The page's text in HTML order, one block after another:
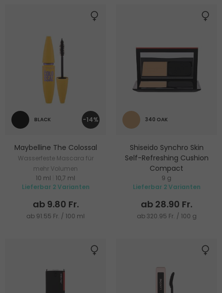
-14%
BLACK
Maybelline The Colossal
Wasserfeste Mascara für
mehr Volumen
10 ml
10,7 ml
Lieferbar 2 Varianten
ab 9.80 Fr.
ab 91.55 Fr. / 100 ml
340 OAK
Shiseido Synchro Skin
Self-Refreshing Cushion
Compact
Langanhaltendes Kompakt
Make-up
9 g
Lieferbar 2 Varianten
ab 28.90 Fr.
ab 320.95 Fr. / 100 g